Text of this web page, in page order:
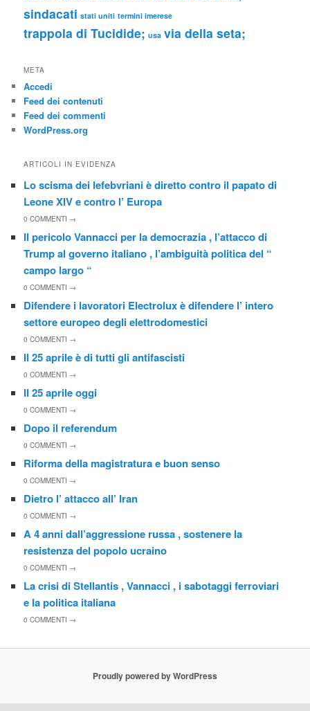
sindacati stati uniti termini imerese
trappola di Tucidide; usa via della seta;
META
Accedi
Feed dei contenuti
Feed dei commenti
WordPress.org
ARTICOLI IN EVIDENZA
Lo scisma dei lefebvriani è diretto contro il papato di
Leone XIV e contro l’ Europa
0COMMENTI →
Il pericolo Vannacci per la democrazia , l’attacco di
Trump al governo italiano , l’ambiguità politica del “
campo largo “
0COMMENTI →
Difendere i lavoratori Electrolux è difendere l’ intero
settore europeo degli elettrodomestici
0COMMENTI →
Il 25 aprile è di tutti gli antifascisti
0COMMENTI →
Il 25 aprile oggi
0COMMENTI →
Dopo il referendum
0COMMENTI →
Riforma della magistratura e buon senso
0COMMENTI →
Dietro l’ attacco all’ Iran
0COMMENTI →
A 4 anni dall’aggressione russa , sostenere la
resistenza del popolo ucraino
0COMMENTI →
La crisi di Stellantis , Vannacci , i sabotaggi ferroviari
e la politica italiana
0COMMENTI →
Proudly powered by WordPress